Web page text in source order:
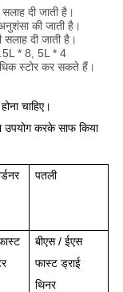
दी जाती है।
की जाती है।
दी जाती है।
* 8, 5L * 4
स्टोर कर सकते हैं।
चाहिए।
उपयोग करके साफ किया
पतली
बीएस / ईएस
फास्ट ड्राई
थिनर